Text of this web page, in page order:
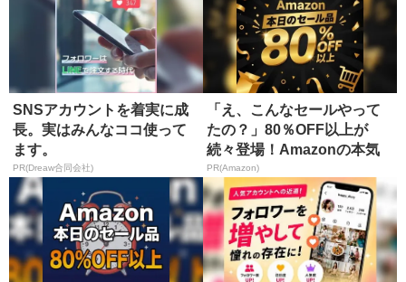
SNSアカウントを着実に成
長。実はみんなココ使って
ます。
PR(Dreaw合同会社)
「え、こんなセールやって
たの？」80％OFF以上が
続々登場！Amazonの本気
が...
PR(Amazon)